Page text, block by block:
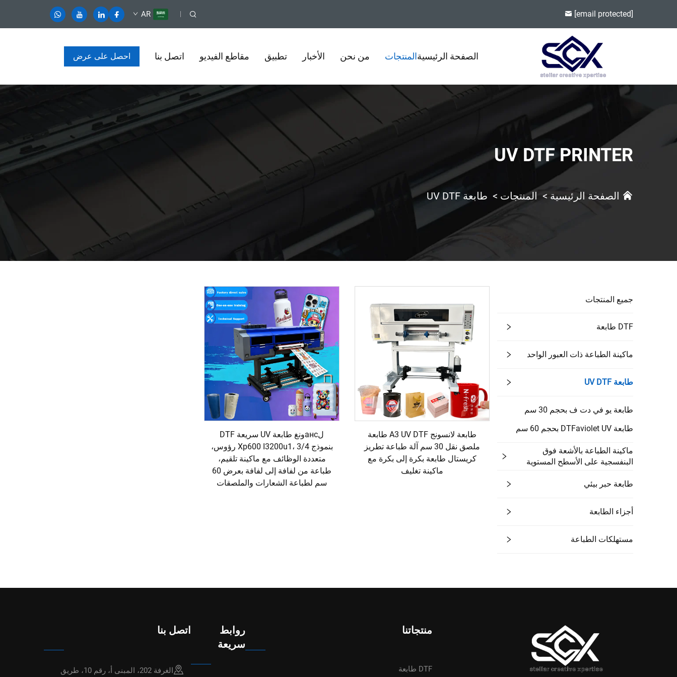
[email protected]
AR
الصفحة الرئيسيةالمنتجات من نحن الأخبار تطبيق مقاطع الفيديو اتصل بنا احصل على عرض
UV DTF PRINTER
الصفحة الرئيسية >المنتجات > طابعة UV DTF
جميع المنتجات
DTF طابعة
ماكينة الطباعة ذات العبور الواحد
طابعة UV DTF
طابعة يو في دت ف بحجم 30 سم
طابعة DTFaviolet UV بحجم 60 سم
ماكينة الطباعة بالأشعة فوق
البنفسجية على الأسطح المستوية
طابعة حبر بيئي
أجزاء الطابعة
مستهلكات الطباعة
طابعة لانسونج A3 UV DTF طابعة
ملصق نقل 30 سم آلة طباعة تطريز
كريستال طابعة بكرة إلى بكرة مع
ماكينة تغليف
لансونغ طابعة UV سريعة DTF
بنموذج Xp600 I3200u1، 3/4 رؤوس،
متعددة الوظائف مع ماكينة تلقيم،
طباعة من لفافة إلى لفافة بعرض 60
سم لطباعة الشعارات والملصقات
منتجاتنا
DTF طابعة
روابط
سريعة
اتصل بنا
الغرفة 202، المبنى أ، رقم 10، طريق